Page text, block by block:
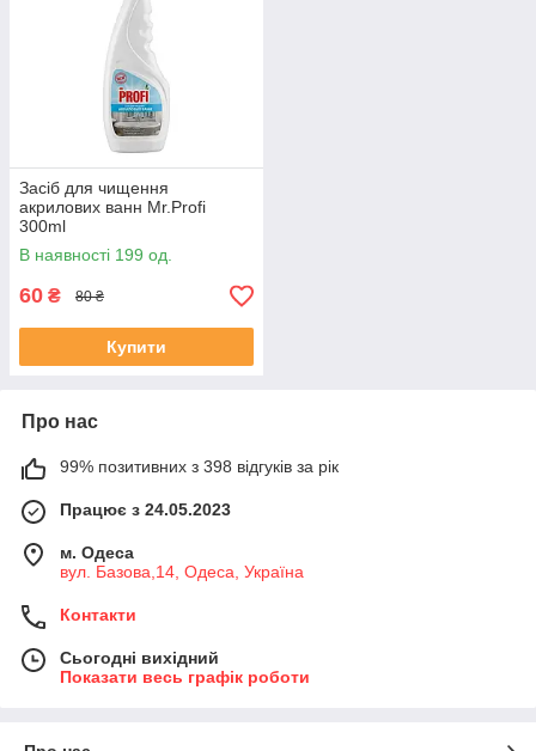
Засіб для чищення
акрилових ванн Mr.Profi
300ml
В наявності 199 од.
60 ₴ 80 ₴
Купити
Про нас
99% позитивних з 398 відгуків за рік
Працює з 24.05.2023
м. Одеса
вул. Базова,14, Одеса, Україна
Контакти
Сьогодні вихідний
Показати весь графік роботи